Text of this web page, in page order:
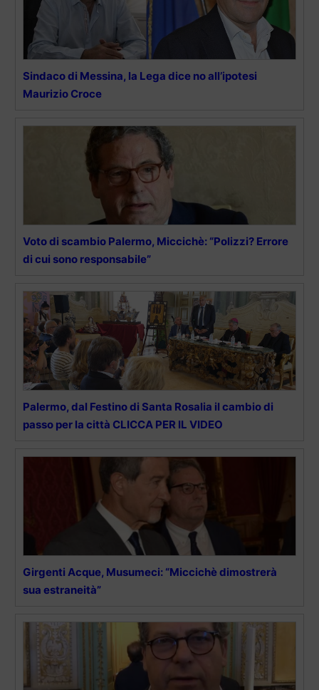
Sindaco di Messina, la Lega dice no all’ipotesi
Maurizio Croce
Voto di scambio Palermo, Miccichè: “Polizzi? Errore
di cui sono responsabile”
Palermo, dal Festino di Santa Rosalia il cambio di
passo per la città CLICCA PER IL VIDEO
Girgenti Acque, Musumeci: “Miccichè dimostrerà
sua estraneità”